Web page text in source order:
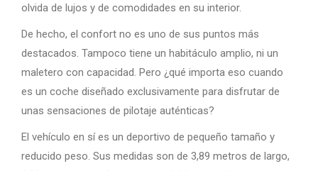
olvida de lujos y de comodidades en su interior.
De hecho, el confort no es uno de sus puntos más
destacados. Tampoco tiene un habitáculo amplio, ni un
maletero con capacidad. Pero ¿qué importa eso cuando
es un coche diseñado exclusivamente para disfrutar de
unas sensaciones de pilotaje auténticas?
El vehículo en sí es un deportivo de pequeño tamaño y
reducido peso. Sus medidas son de 3,89 metros de largo,